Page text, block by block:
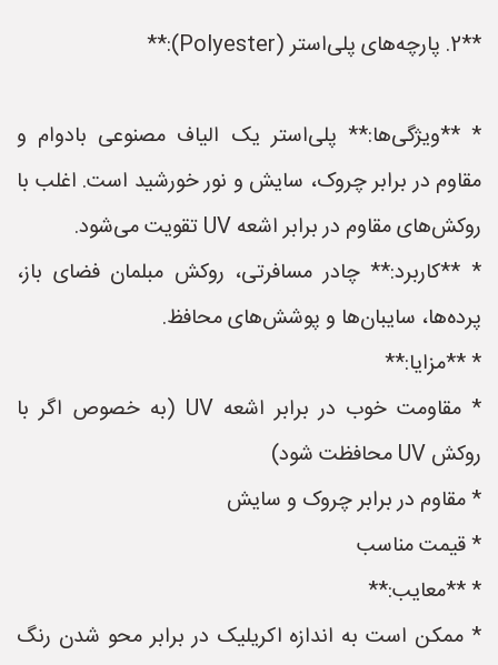
**2. پارچه‌های پلی‌استر (Polyester):**
* **ویژگی‌ها:** پلی‌استر یک الیاف مصنوعی بادوام و
مقاوم در برابر چروک، سایش و نور خورشید است. اغلب با
روکش‌های مقاوم در برابر اشعه UV تقویت می‌شود.
* **کاربرد:** چادر مسافرتی، روکش مبلمان فضای باز،
پرده‌ها، سایبان‌ها و پوشش‌های محافظ.
* **مزایا:**
* مقاومت خوب در برابر اشعه UV (به خصوص اگر با
روکش UV محافظت شود)
* مقاوم در برابر چروک و سایش
* قیمت مناسب
* **معایب:**
* ممکن است به اندازه اکریلیک در برابر محو شدن رنگ